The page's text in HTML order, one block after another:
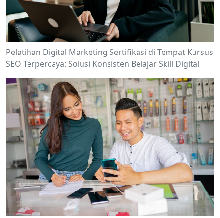
Pelatihan Digital Marketing Sertifikasi di Tempat Kursus
SEO Terpercaya: Solusi Konsisten Belajar Skill Digital